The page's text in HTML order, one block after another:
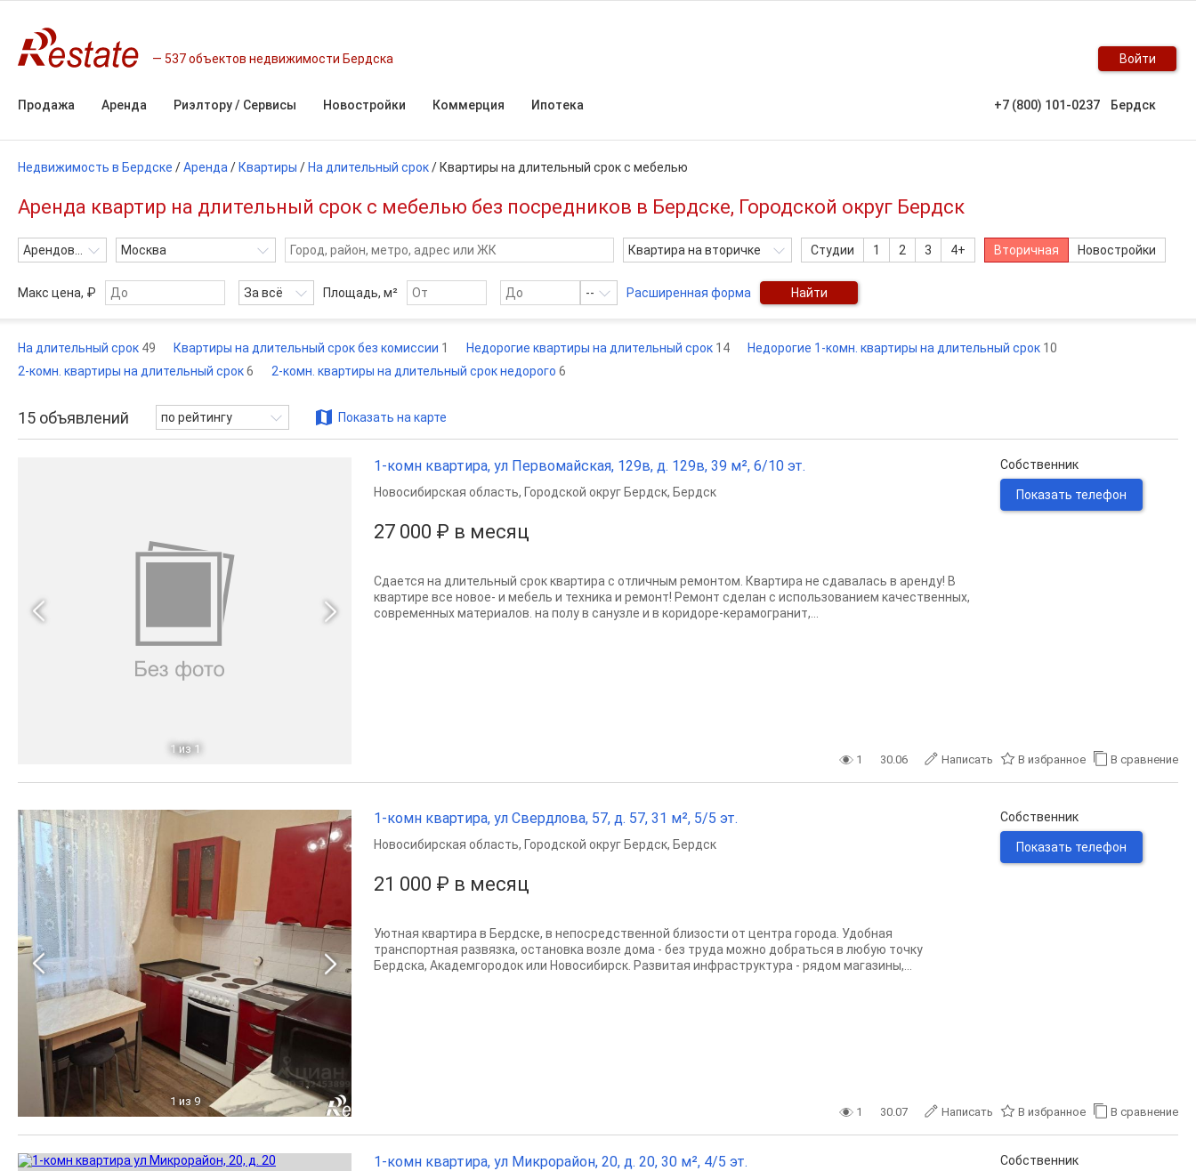
537 объектов недвижимости Бердска Войти
Продажа Аренда Риэлтору / Сервисы Новостройки Коммерция Ипотека +7 (800) 101-0237 Бердск
Недвижимость в Бердске /Аренда / Квартиры / На длительный срок/ Квартиры на длительный срок с мебелью
Аренда квартир на длительный срок с мебелью без посредников в Бердске, Городской округ Бердск
Арендовать Москва Квартира на вторичке Студии 1 2 3 4+ Вторичная Новостройки
Макс цена, ₽ За всё Площадь, м² -- Расширенная форма Найти
На длительный срок 49 Квартиры на длительный срок без комиссии 1 Недорогие квартиры на длительный срок 14 Недорогие 1-комн. квартиры на длительный срок 10
2-комн. квартиры на длительный срок6 2-комн. квартиры на длительный срок недорого 6
15 объявлений по рейтингу Показать на карте
1 из 1
1-комн квартира, ул Первомайская, 129в, д. 129в, 39 м², 6/10 эт.
27 000 ₽ в месяц
Новосибирская область, Городской округ Бердск, Бердск
Сдается на длительный срок квартира с отличным ремонтом. Квартира не сдавалась в аренду! В
квартире все новое- и мебель и техника и ремонт! Ремонт сделан с использованием качественных,
современных материалов. на полу в санузле и в коридоре-керамогранит,...
Собственник
Показать телефон
1 30.06 Написать В избранное В сравнение
1 из 9
1-комн квартира, ул Свердлова, 57, д. 57, 31 м², 5/5 эт.
21 000 ₽ в месяц
Новосибирская область, Городской округ Бердск, Бердск
Уютная квартира в Бердске, в непосредственной близости от центра города. Удобная
транспортная развязка, остановка возле дома - без труда можно добраться в любую точку
Бердска, Академгородок или Новосибирск. Развитая инфраструктура - рядом магазины,...
Собственник
Показать телефон
1 30.07 Написать В избранное В сравнение
1-комн квартира, ул Микрорайон, 20, д. 20, 30 м², 4/5 эт. Собственник